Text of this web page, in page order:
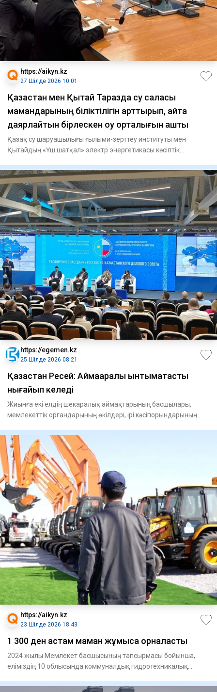
https://aikyn.kz
27 Шілде 2026 10:01
Қазақстан мен Қытай Таразда су саласы
мамандарының біліктілігін арттырып, қайта
даярлайтын бірлескен оқу орталығын ашты
Қазақ су шаруашылығы ғылыми-зерттеу институты мен
Қытайдың «Үш шатқал» электр энергетикасы кәсіптік
https://egemen.kz
25 Шілде 2026 08:21
Қазақстан Ресей: Аймақаралық ынтымақтастық
нығайып келеді
Жиынға екі елдің шекаралық аймақтарының басшылары,
мемлекеттік органдарының өкілдері, ірі кәсіпорындарының
https://aikyn.kz
23 Шілде 2026 18:43
1 300 ден астам маман жұмысқа орналасты
2024 жылы Мемлекет басшысының тапсырмасы бойынша,
еліміздің 10 облысында коммуналдық гидротехникалық